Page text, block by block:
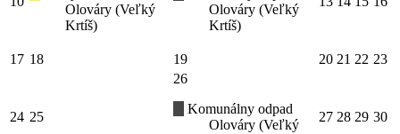
Olováry (Veľký
Krtíš)
Olováry (Veľký
Krtíš)
17 18 19 20 21 22 23
24 25
26
Komunálny odpad
Olováry (Veľký
27 28 29 30